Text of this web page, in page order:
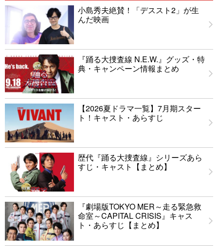
小島秀夫絶賛！「デススト2」が生
んだ映画
『踊る大捜査線 N.E.W.』グッズ・特
典・キャンペーン情報まとめ
【2026夏ドラマ一覧】7月期スター
ト！キャスト・あらすじ
歴代『踊る大捜査線』シリーズあら
すじ・キャスト【まとめ】
『劇場版TOKYO MER～走る緊急救
命室～CAPITAL CRISIS』キャス
ト・あらすじ【まとめ】